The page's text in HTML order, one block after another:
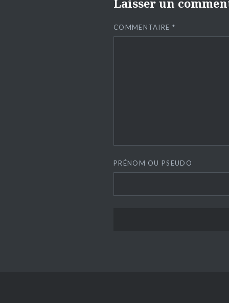
Laisser un
COMMENTAIRE *
PRÉNOM OU PSEUDO